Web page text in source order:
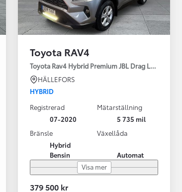
Toyota RAV4
Toyota Rav4 Hybrid Premium JBL Drag Led ramp
HÄLLEFORS
HYBRID
Registrerad
07-2020
Mätarställning
5 735 mil
Bränsle
Hybrid
Bensin
Växellåda
Automat
Visa mer
379 500 kr